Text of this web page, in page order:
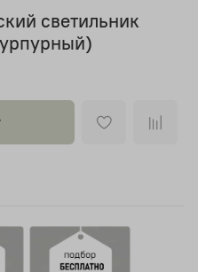
светильник